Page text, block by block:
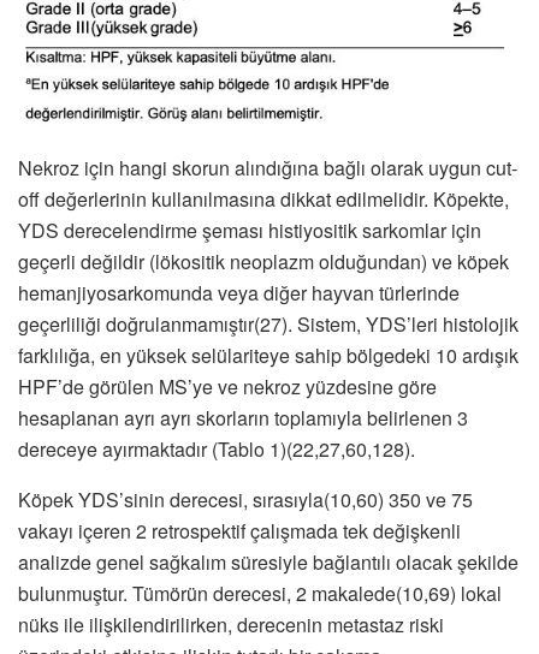
Nekroz için hangi skorun alındığına bağlı olarak uygun cut-
off değerlerinin kullanılmasına dikkat edilmelidir. Köpekte,
YDS derecelendirme şeması histiyositik sarkomlar için
geçerli değildir (lökositik neoplazm olduğundan) ve köpek
hemanjiyosarkomunda veya diğer hayvan türlerinde
geçerliliği doğrulanmamıştır(27). Sistem, YDS’leri histolojik
farklılığa, en yüksek selülariteye sahip bölgedeki 10 ardışık
HPF’de görülen MS’ye ve nekroz yüzdesine göre
hesaplanan ayrı ayrı skorların toplamıyla belirlenen 3
dereceye ayırmaktadır (Tablo 1)(22,27,60,128).
Köpek YDS’sinin derecesi, sırasıyla(10,60) 350 ve 75
vakayı içeren 2 retrospektif çalışmada tek değişkenli
analizde genel sağkalım süresiyle bağlantılı olacak şekilde
bulunmuştur. Tümörün derecesi, 2 makalede(10,69) lokal
nüks ile ilişkilendirilirken, derecenin metastaz riski